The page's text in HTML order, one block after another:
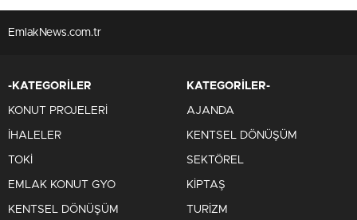
EmlakNews.com.tr
-KATEGORİLER
KONUT PROJELERİ
İHALELER
TOKİ
EMLAK KONUT GYO
KENTSEL DÖNÜŞÜM
KATEGORİLER-
AJANDA
KENTSEL DÖNÜŞÜM
SEKTÖREL
KİPTAŞ
TURİZM